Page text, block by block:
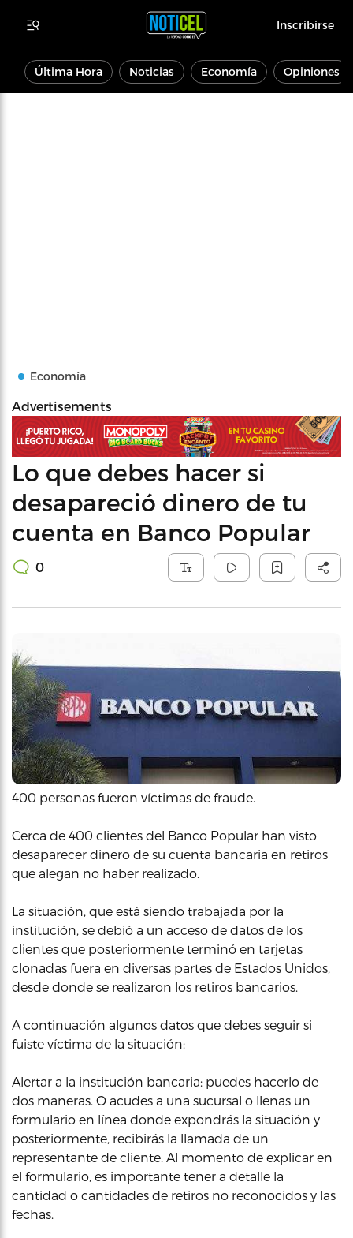
Inscribirse
Última Hora Noticias Economía Opiniones
Economía
Advertisements
Lo que debes hacer si
desapareció dinero de tu
cuenta en Banco Popular
0
400 personas fueron víctimas de fraude.
Cerca de 400 clientes del Banco Popular han visto
desaparecer dinero de su cuenta bancaria en retiros
que alegan no haber realizado.
La situación, que está siendo trabajada por la
institución, se debió a un acceso de datos de los
clientes que posteriormente terminó en tarjetas
clonadas fuera en diversas partes de Estados Unidos,
desde donde se realizaron los retiros bancarios.
A continuación algunos datos que debes seguir si
fuiste víctima de la situación:
Alertar a la institución bancaria: puedes hacerlo de
dos maneras. O acudes a una sucursal o llenas un
formulario en línea donde expondrás la situación y
posteriormente, recibirás la llamada de un
representante de cliente. Al momento de explicar en
el formulario, es importante tener a detalle la
cantidad o cantidades de retiros no reconocidos y las
fechas.